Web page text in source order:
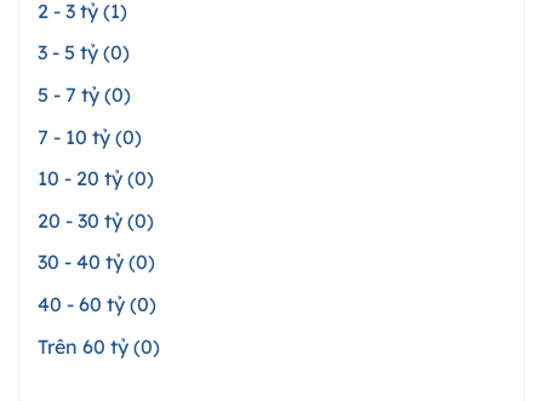
2 - 3 tỷ (1)
3 - 5 tỷ (0)
5 - 7 tỷ (0)
7 - 10 tỷ (0)
10 - 20 tỷ (0)
20 - 30 tỷ (0)
30 - 40 tỷ (0)
40 - 60 tỷ (0)
Trên 60 tỷ (0)